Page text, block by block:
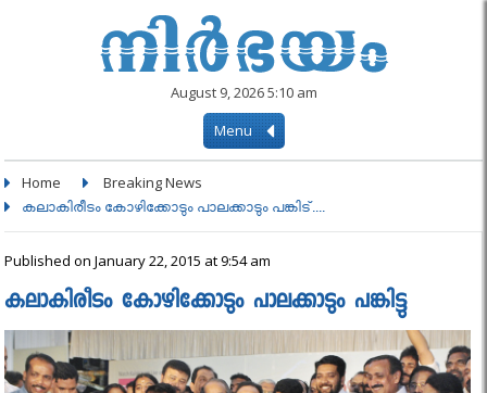
August 9, 2026 5:10 am
Menu
Home Breaking News
കലാകിരീടം കോഴിക്കോടും പാലക്കാടും പങ്കിട്....
Published on January 22, 2015 at 9:54 am
കലാകിരീടം കോഴിക്കോടും പാലക്കാടും പങ്കിട്ടു